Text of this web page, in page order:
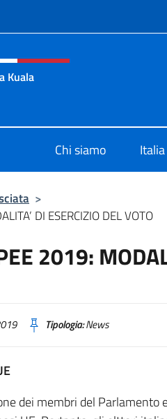
e menù
Kuala
Chi siamo
>
DI ESERCIZIO DEL VOTO
2019:
Tipologia:News
dei membri del Parlamento